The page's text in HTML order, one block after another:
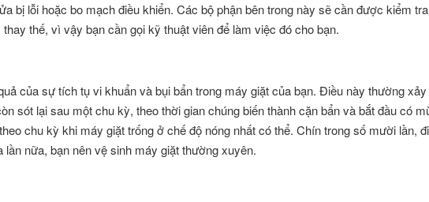
bị lỗi hoặc bo mạch điều khiển. Các bộ phận bên trong này sẽ cần được kiểm tra
thế, vì vậy bạn cần gọi kỹ thuật viên để làm việc đó cho bạn.
của sự tích tụ vi khuẩn và bụi bẩn trong máy giặt của bạn. Điều này thường
sót lại sau một chu kỳ, theo thời gian chúng biến thành cặn bẩn và bắt đầu có
chu kỳ khi máy giặt trống ở chế độ nóng nhất có thể. Chín trong số mười lần,
nữa, bạn nên vệ sinh máy giặt thường xuyên.